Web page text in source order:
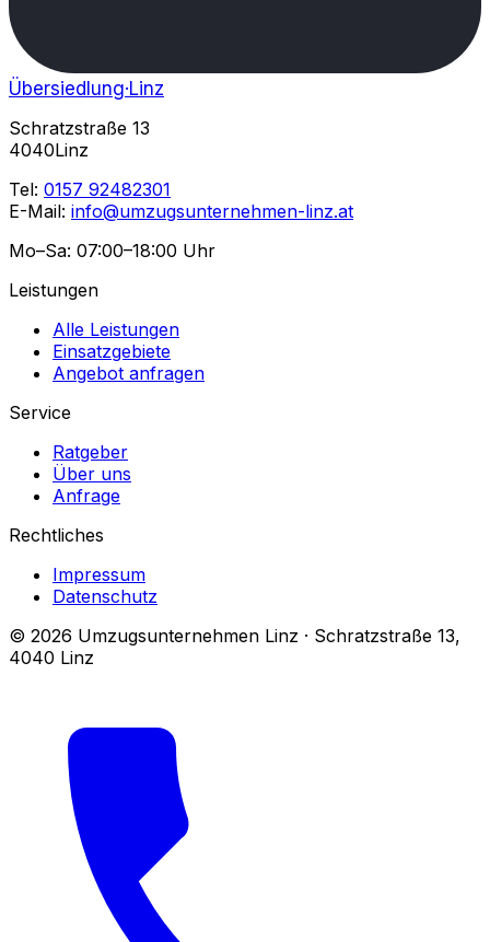
Übersiedlung·Linz
Schratzstraße 13
4040Linz
Tel: 0157 92482301
E-Mail: info@umzugsunternehmen-linz.at
Mo–Sa: 07:00–18:00 Uhr
Leistungen
Alle Leistungen
Einsatzgebiete
Angebot anfragen
Service
Ratgeber
Über uns
Anfrage
Rechtliches
Impressum
Datenschutz
© 2026 Umzugsunternehmen Linz · Schratzstraße 13,
4040 Linz